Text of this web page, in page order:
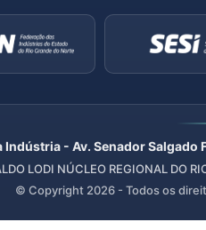
Indústria - Av. Senador
LODI NÚCLEO REGIONAL DO
© Copyright 2026 - Todos os